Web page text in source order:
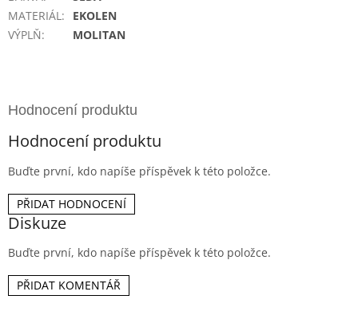
MATERIÁL:
EKOLEN
VÝPLŇ: MOLITAN
Hodnocení produktu
Buďte první, kdo napíše příspěvek k této položce.
PŘIDAT HODNOCENÍ
Diskuze
Buďte první, kdo napíše příspěvek k této položce.
PŘIDAT KOMENTÁŘ